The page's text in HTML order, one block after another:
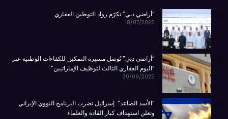
“أراضي دبي” تكرّم رواد التوطين العقاري
18/07/2025
“أراضي دبي” تُوصل مسيرة التمكين للكفاءات الوطنية عبر
“اليوم العقاري الثالث لتوظيف الإماراتيين”
30/09/2025
“الأسد الصاعد”: إسرائيل تضرب البرنامج النووي الإيراني
وتعلن استهداف كبار القادة والعلماء